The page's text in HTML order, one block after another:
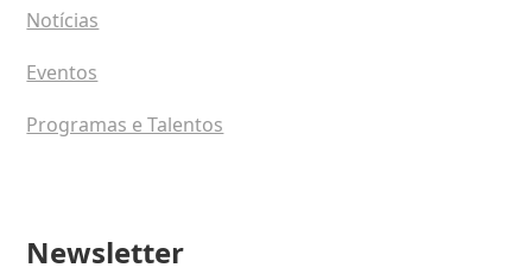
Notícias
Eventos
Programas e Talentos
Newsletter